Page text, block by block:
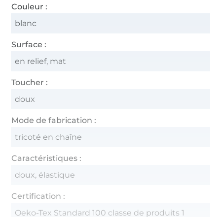
Couleur :
blanc
Surface :
en relief, mat
Toucher :
doux
Mode de fabrication :
tricoté en chaîne
Caractéristiques :
doux, élastique
Certification :
Oeko-Tex Standard 100 classe de produits 1